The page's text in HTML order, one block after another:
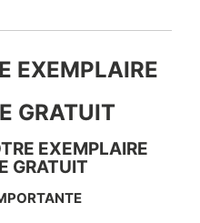
EXEMPLAIRE
GRATUIT
EXEMPLAIRE
GRATUIT